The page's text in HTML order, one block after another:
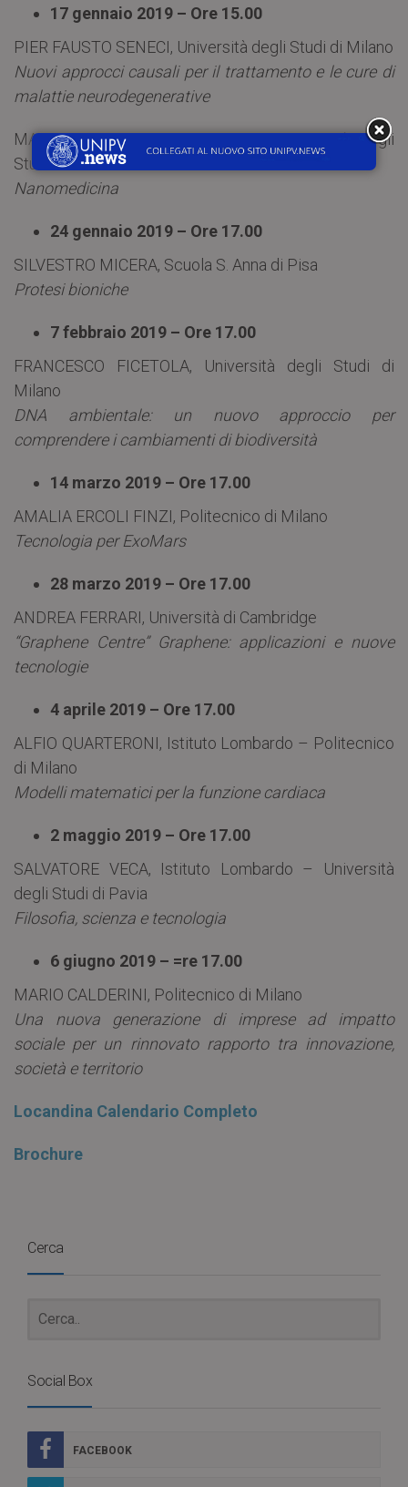
17 gennaio 2019 – Ore 15.00
PIER FAUSTO SENECI, Università degli Studi di Milano
Nuovi approcci causali per il trattamento e le cure di
malattie neurodegenerative
MASSIMO ERNESTO MASSERINI, Università degli
Studi di Milano – Bicocca
Nanomedicina
24 gennaio 2019 – Ore 17.00
SILVESTRO MICERA, Scuola S. Anna di Pisa
Protesi bioniche
7 febbraio 2019 – Ore 17.00
FRANCESCO FICETOLA, Università degli Studi di
Milano
DNA ambientale: un nuovo approccio per
comprendere i cambiamenti di biodiversità
14 marzo 2019 – Ore 17.00
AMALIA ERCOLI FINZI, Politecnico di Milano
Tecnologia per ExoMars
28 marzo 2019 – Ore 17.00
ANDREA FERRARI, Università di Cambridge
“Graphene Centre” Graphene: applicazioni e nuove
tecnologie
4 aprile 2019 – Ore 17.00
ALFIO QUARTERONI, Istituto Lombardo – Politecnico
di Milano
Modelli matematici per la funzione cardiaca
2 maggio 2019 – Ore 17.00
SALVATORE VECA, Istituto Lombardo – Università
degli Studi di Pavia
Filosofia, scienza e tecnologia
6 giugno 2019 – =re 17.00
MARIO CALDERINI, Politecnico di Milano
Una nuova generazione di imprese ad impatto
sociale per un rinnovato rapporto tra innovazione,
società e territorio
Locandina Calendario Completo
Brochure
Cerca
Social Box
FACEBOOK